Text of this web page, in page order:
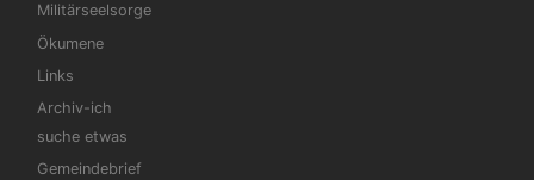
Militärseelsorge
Ökumene
Links
Archiv-ich
suche etwas
Gemeindebrief